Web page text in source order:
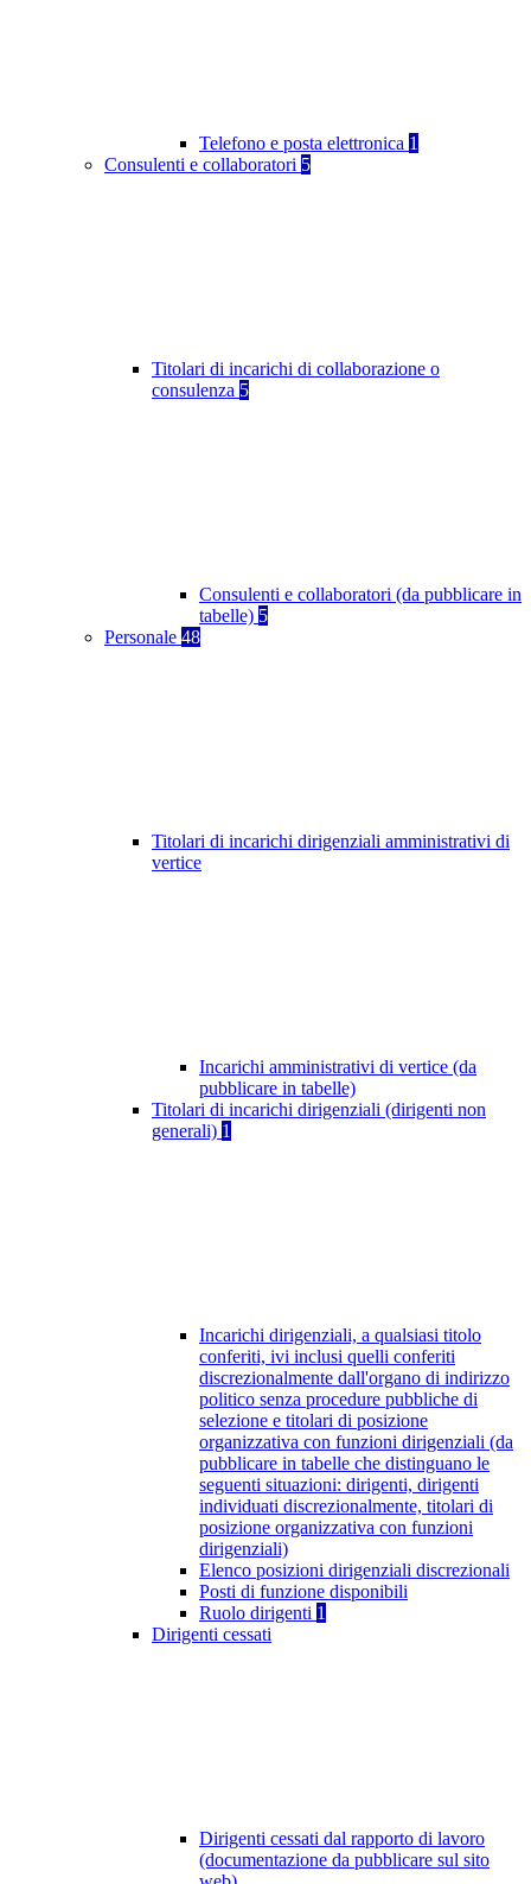
Telefono e posta elettronica 1
Consulenti e collaboratori 5
Titolari di incarichi di collaborazione o
consulenza 5
Consulenti e collaboratori (da pubblicare in
tabelle) 5
Personale 48
Titolari di incarichi dirigenziali amministrativi di
vertice
Incarichi amministrativi di vertice (da
pubblicare in tabelle)
Titolari di incarichi dirigenziali (dirigenti non
generali) 1
Incarichi dirigenziali, a qualsiasi titolo
conferiti, ivi inclusi quelli conferiti
discrezionalmente dall'organo di indirizzo
politico senza procedure pubbliche di
selezione e titolari di posizione
organizzativa con funzioni dirigenziali (da
pubblicare in tabelle che distinguano le
seguenti situazioni: dirigenti, dirigenti
individuati discrezionalmente, titolari di
posizione organizzativa con funzioni
dirigenziali)
Elenco posizioni dirigenziali discrezionali
Posti di funzione disponibili
Ruolo dirigenti 1
Dirigenti cessati
Dirigenti cessati dal rapporto di lavoro
(documentazione da pubblicare sul sito